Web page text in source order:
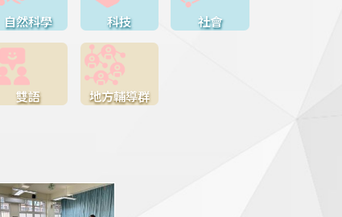
自然科學 科技 社會
雙語 地方輔導群